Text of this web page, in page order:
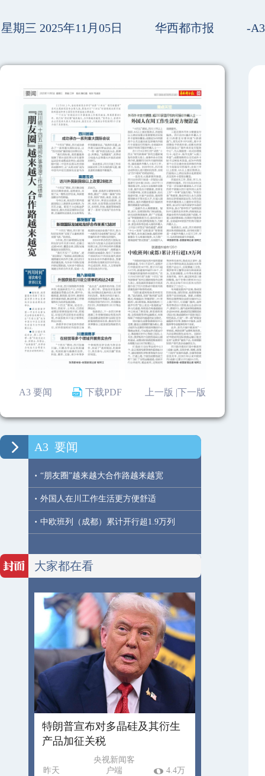
星期三 2025年11月05日 华西都市报 -
A3 要闻 下载PDF 下一版
上一版 |
A3 要闻
· “朋友圈”越来越大合作路越来越宽
· 外国人在川工作生活更方便舒适
· 中欧班列（成都）累计开行超1.9万列
大家都在看
特朗普宣布对多晶硅及其衍生
产品加征关税
昨天
央视新闻客
户端
4.4万